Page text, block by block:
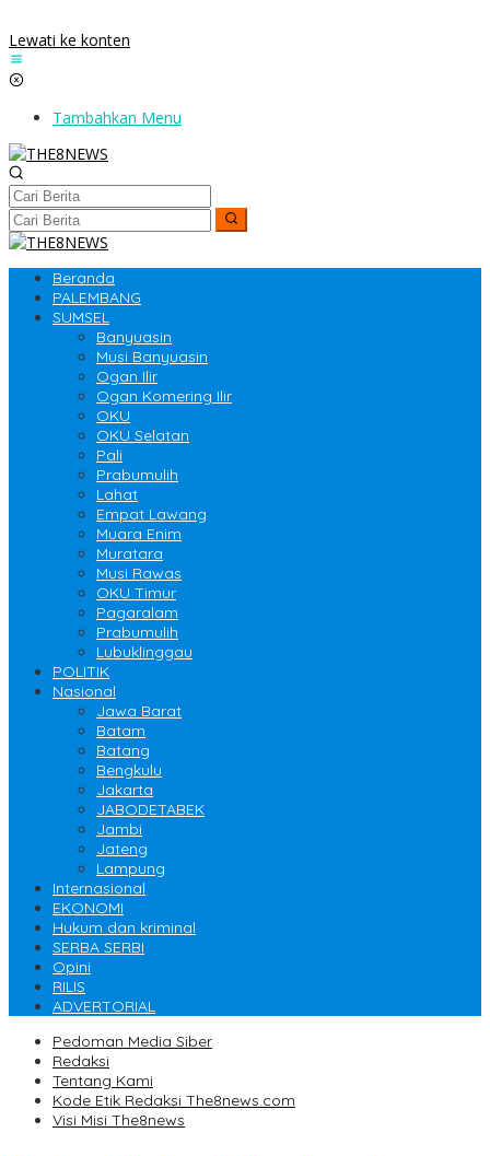
Lewati ke konten
Tambahkan Menu
Beranda
PALEMBANG
SUMSEL
Banyuasin
Musi Banyuasin
Ogan Ilir
Ogan Komering Ilir
OKU
OKU Selatan
Pali
Prabumulih
Lahat
Empat Lawang
Muara Enim
Muratara
Musi Rawas
OKU Timur
Pagaralam
Prabumulih
Lubuklinggau
POLITIK
Nasional
Jawa Barat
Batam
Batang
Bengkulu
Jakarta
JABODETABEK
Jambi
Jateng
Lampung
Internasional
EKONOMI
Hukum dan kriminal
SERBA SERBI
Opini
RILIS
ADVERTORIAL
Pedoman Media Siber
Redaksi
Tentang Kami
Kode Etik Redaksi The8news.com
Visi Misi The8news